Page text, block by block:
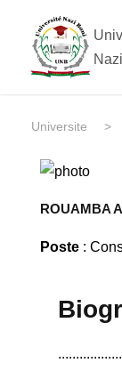
Universite >
ROUAMBA
Poste: